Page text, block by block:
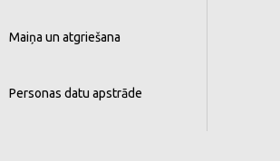
Maiņa un atgriešana
Personas datu apstrāde